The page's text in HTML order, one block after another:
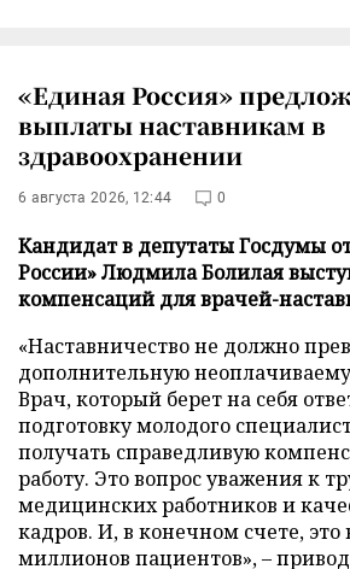
«Единая Россия»
выплаты наставникам в
здравоохранении
6 августа 2026, 12:44 0
Кандидат в депутаты Госдумы
России» Людмила Болилая
компенсаций для врачей-
«Наставничество не должно
дополнительную
Врач, который берет на себя
подготовку молодого
получать справедливую
работу. Это вопрос уважения к
медицинских работников и
кадров. И, в конечном счете, это
миллионов пациентов», –